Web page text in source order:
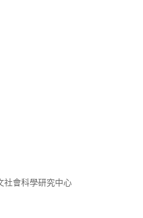
社會科學研究中心